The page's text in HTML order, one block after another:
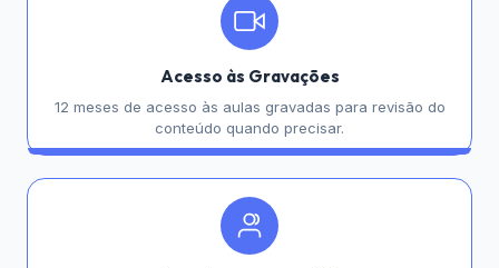
Acesso às Gravações
12 meses de acesso às aulas gravadas para revisão do
conteúdo quando precisar.